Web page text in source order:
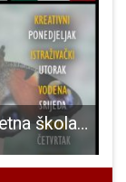
Besplatni tečaj stranih jezika i Ljetna škola u Pećinskom parku Grabovača